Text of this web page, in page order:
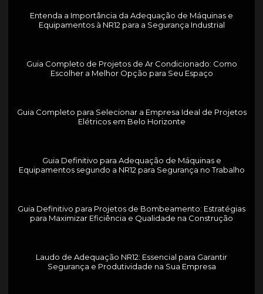
Entenda a Importância da Adequação de Máquinas e
Equipamentos à NR12 para a Segurança Industrial
Guia Completo de Projetos de Ar Condicionado: Como
Escolher a Melhor Opção para Seu Espaço
Guia Completo para Selecionar a Empresa Ideal de Projetos
Elétricos em Belo Horizonte
Guia Definitivo para Adequação de Máquinas e
Equipamentos segundo a NR12 para Segurança no Trabalho
Guia Definitivo para Projetos de Bombeamento: Estratégias
para Maximizar Eficiência e Qualidade na Construção
Laudo de Adequação NR12: Essencial para Garantir
Segurança e Produtividade na Sua Empresa